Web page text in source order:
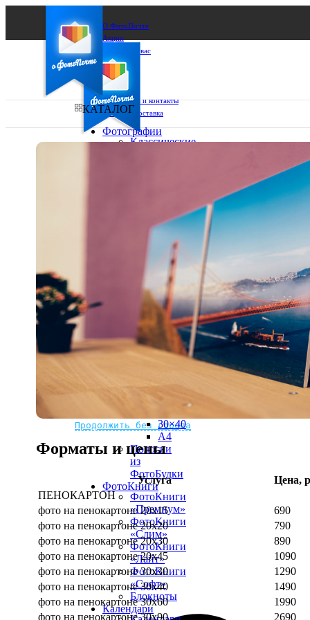
О ФотоПочте
Акции
Сделаем за вас
Бизнесу
FAQ
Франшиза
Поддержка и контакты
Оплата и доставка
Не нашли Ваш город?
Мы доставляем по всему миру
Продолжить без города
КАТАЛОГ
Фотографии
Классические
15х20
20х20
20х30
30х30
30х40
А4
Фото
рамке
10х10
10×15
13×18
15×15
20×20
20×30
30×40
A4
Полоски
из
ФотоБудки
ФотоКниги
ФотоКниги
«Премиум»
ФотоКниги
«Слим»
ФотоКниги
«Лайт»
ФотоКниги
«Софт»
Блокноты
Календари
Форматы и цены
Услуга
Цена,
ПЕНОКАРТОН
фото на пенокартоне 20х15
690
фото на пенокартоне 20х20
790
фото на пенокартоне 20х30
890
фото на пенокартоне 20х45
1090
фото на пенокартоне 30х30
1290
фото на пенокартоне 30х40
1490
фото на пенокартоне 30х60
1990
фото на пенокартоне 30х90
2690